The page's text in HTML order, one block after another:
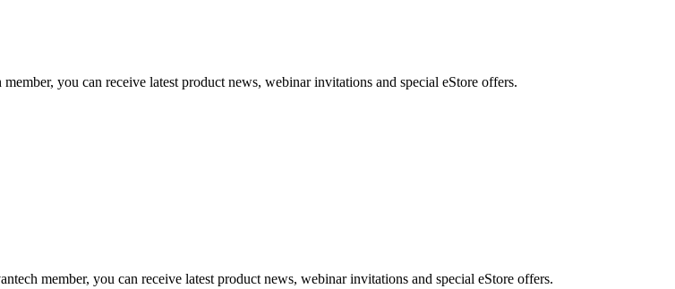
you can receive latest product news, webinar invitations and special eStore offers.
member, you can receive latest product news, webinar invitations and special eStore offers.